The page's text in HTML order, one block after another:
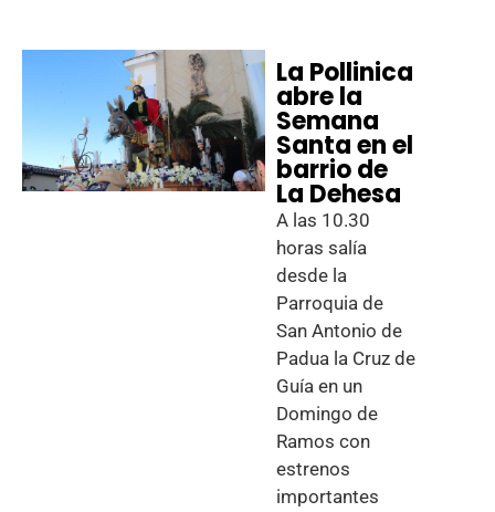
La Pollinica
abre la
Semana
Santa en el
barrio de
La Dehesa
A las 10.30
horas salía
desde la
Parroquia de
San Antonio de
Padua la Cruz de
Guía en un
Domingo de
Ramos con
estrenos
importantes